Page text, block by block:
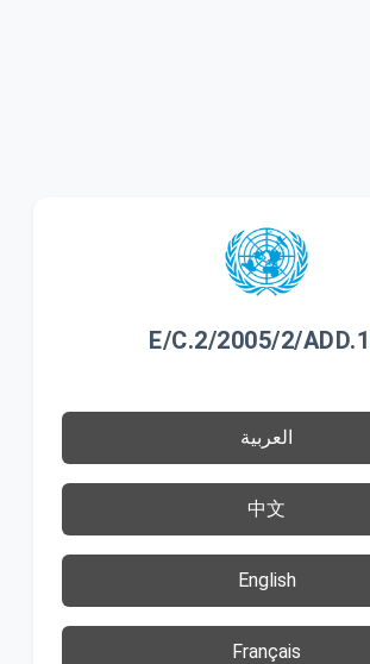
E/C.2/2005/2/
العربية
中文
English
Français